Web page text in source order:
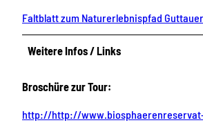
Faltblatt zum Naturerlebnispfad
Weitere Infos / Links
Broschüre zur Tour:
http://http://